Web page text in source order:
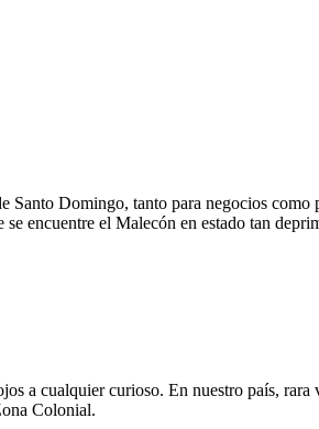
Domingo, tanto para negocios
encuentre el Malecón en estado tan
a cualquier curioso. En nuestro país,
Colonial.